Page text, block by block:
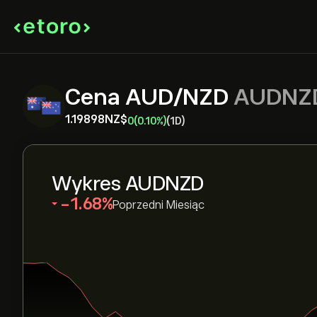
Cena AUD/NZD
1.19898‎NZ$‎0(0.10%)(1D)
Wykres AUDNZD
‎-1.68‎ Poprzedni Miesiąc